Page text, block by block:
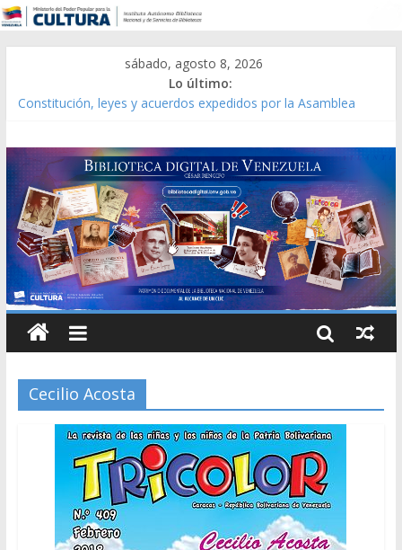
sábado, agosto 8, 2026
Lo último:
Constitución, leyes y acuerdos expedidos por la Asamblea
Modesta Bor Sánchez [material gráfico]
Gaceta Oficial de la República de Venezuela año CXXXIII Mes V,
Caracas 09 de marzo de 2006 N° 38.394
Catálogo temático de obras de Modesta Bor
Cecilio Acosta